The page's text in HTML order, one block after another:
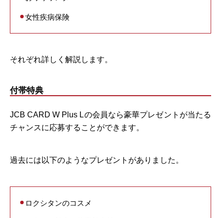
女性疾病保険
それぞれ詳しく解説します。
付帯特典
JCB CARD W Plus Lの会員なら豪華プレゼントが当たる
チャンスに応募することができます。
過去には以下のようなプレゼントがありました。
ロクシタンのコスメ